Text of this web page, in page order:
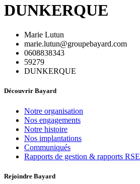
DUNKERQUE
Marie Lutun
marie.lutun@groupebayard.com
0608838343
59279
DUNKERQUE
Découvrir Bayard
Notre organisation
Nos engagements
Notre histoire
Nos implantations
Communiqués
Rapports de gestion & rapports RSE
Rejoindre Bayard